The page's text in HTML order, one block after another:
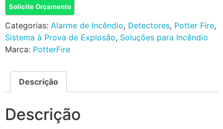
Solicite Orçamento
Categorias: Alarme de Incêndio, Detectores, Potter Fire,
Sistema à Prova de Explosão, Soluções para Incêndio
Marca: PotterFire
Descrição
Descrição